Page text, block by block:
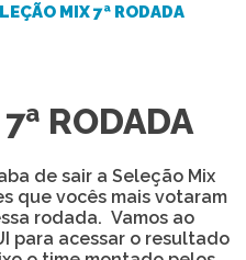
MIX 7ª RODADA
RODADA
de sair a Seleção Mix
que vocês mais votaram
rodada. Vamos ao
para acessar o resultado